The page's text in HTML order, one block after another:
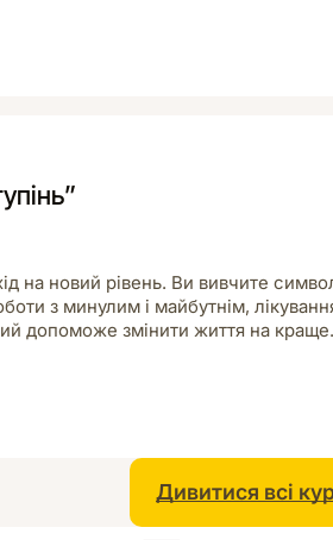
на новий рівень. Ви вивчите
з минулим і майбутнім,
допоможе змінити життя на краще.
Дивитися всі